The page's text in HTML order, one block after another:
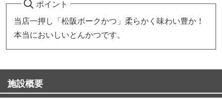
ポイント
当店一押し「松阪ポークかつ」柔らかく味わい豊か！
本当においしいとんかつです。
施設概要